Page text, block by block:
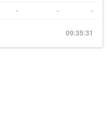
- - -
09:35:31